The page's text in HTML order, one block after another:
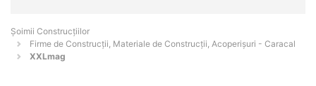
Șoimii Construcțiilor
Firme de Construcții, Materiale de Construcții, Acoperișuri - Caracal
XXLmag